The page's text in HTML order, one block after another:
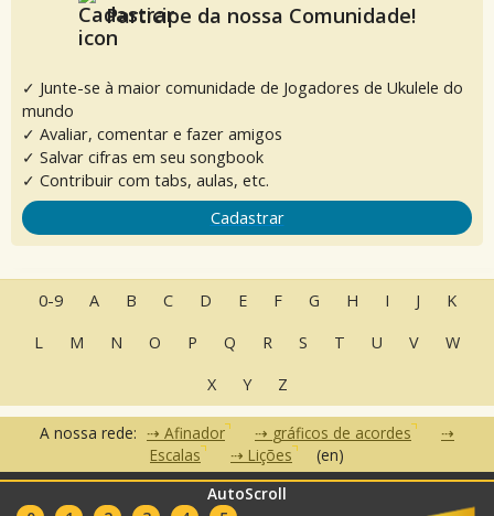
AutoScroll
Participe da nossa Comunidade!
✓ Junte-se à maior comunidade de Jogadores de Ukulele do
mundo
✓ Avaliar, comentar e fazer amigos
✓ Salvar cifras em seu songbook
✓ Contribuir com tabs, aulas, etc.
Cadastrar
0-9 A B C D E F G H I J
K
L
M N O P Q R S T U V
W
X
Y Z
A nossa rede: Afinador
gráficos de acordes
Escalas
Lições (en)
•Contato•Termos de Uso